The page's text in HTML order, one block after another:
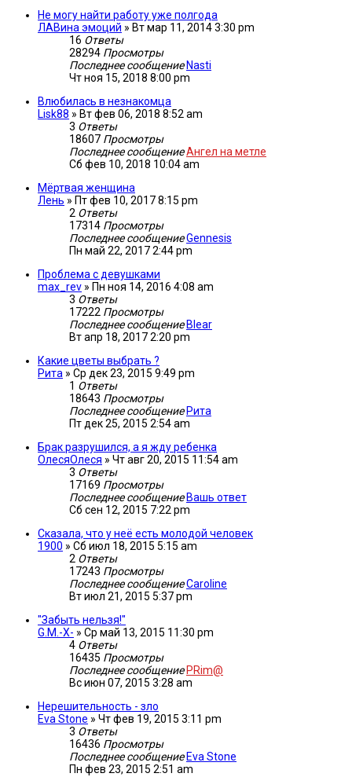
Не могу найти работу уже полгода
ЛАВина эмоций » Вт мар 11, 2014 3:30 pm
16 Ответы
28294 Просмотры
Последнее сообщение Nasti
Чт ноя 15, 2018 8:00 pm
Влюбилась в незнакомца
Lisk88 » Вт фев 06, 2018 8:52 am
3 Ответы
18607 Просмотры
Последнее сообщениеАнгел на метле
Сб фев 10, 2018 10:04 am
Мёртвая женщина
Лень » Пт фев 10, 2017 8:15 pm
2 Ответы
17314 Просмотры
Последнее сообщениеGennesis
Пн май 22, 2017 2:44 pm
Проблема с девушками
max_rev » Пн ноя 14, 2016 4:08 am
3 Ответы
17222 Просмотры
Последнее сообщение Blear
Вт апр 18, 2017 2:20 pm
Какие цветы выбрать ?
Рита » Ср дек 23, 2015 9:49 pm
1 Ответы
18643 Просмотры
Последнее сообщение Рита
Пт дек 25, 2015 2:54 am
Брак разрушился, а я жду ребенка
ОлесяОлеся » Чт авг 20, 2015 11:54 am
3 Ответы
17169 Просмотры
Последнее сообщение Вашь ответ
Сб сен 12, 2015 7:22 pm
Сказала, что у неё есть молодой человек
1900 » Сб июл 18, 2015 5:15 am
2 Ответы
17243 Просмотры
Последнее сообщениеCaroline
Вт июл 21, 2015 5:37 pm
"Забыть нельзя!"
G.M.-X- » Ср май 13, 2015 11:30 pm
4 Ответы
16435 Просмотры
Последнее сообщение PRim@
Вс июн 07, 2015 3:28 am
Нерешительность - зло
Eva Stone » Чт фев 19, 2015 3:11 pm
3 Ответы
16436 Просмотры
Последнее сообщение Eva Stone
Пн фев 23, 2015 2:51 am